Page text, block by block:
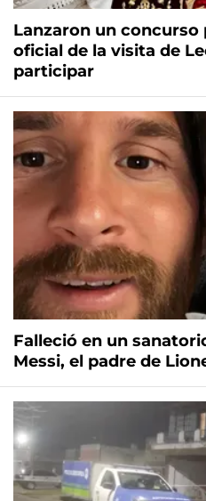
Lanzaron un concurso
oficial de la visita de
participar
Falleció en un
Messi, el padre de